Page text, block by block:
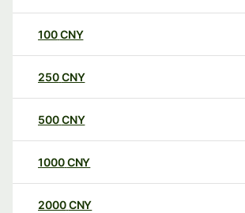
100CNY
250CNY
500CNY
1000CNY
2000CNY